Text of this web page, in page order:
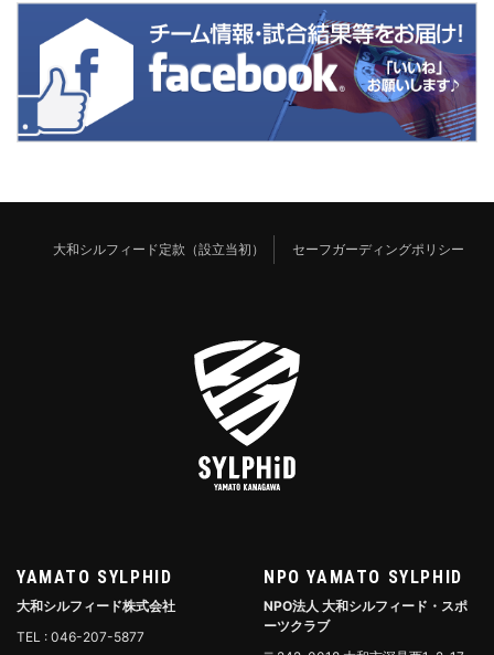
大和シルフィード定款（設立当初） セーフガーディングポリシー
YAMATO SYLPHID
大和シルフィード株式会社
TEL : 046-207-5877
NPO YAMATO SYLPHID
NPO法人 大和シルフィード・スポ
ーツクラブ